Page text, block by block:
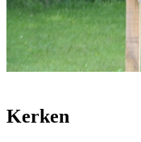
Kerken